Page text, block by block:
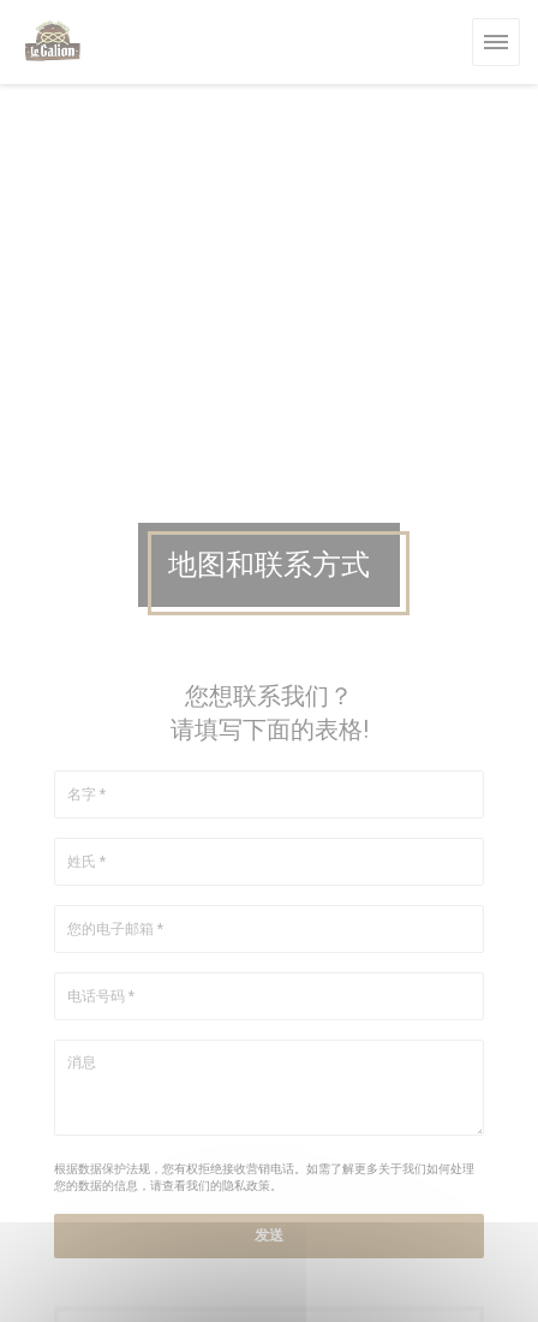
地图和联系方式
您想联系我们？
请填写下面的表格!
根据数据保护法规，您有权拒绝接收营销电话。如需了解更多关于我们如何处理
您的数据的信息，请查看我们的隐私政策